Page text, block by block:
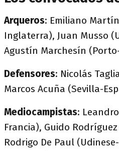
Arqueros: Emiliano
Inglaterra), Juan Musso
Agustín Marchesín
Defensores: Nicolás
Marcos Acuña (Sevilla-
Mediocampistas:
Francia), Guido
Rodrigo De Paul